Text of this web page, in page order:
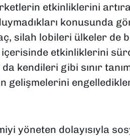
etkinliklerini
konusunda
silah lobileri ülkeler de
içerisinde etkinliklerini
kendileri gibi sınır
gelişmelerini
yöneten dolayısıyla